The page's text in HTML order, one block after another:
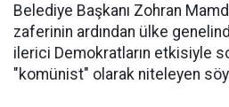
Belediye Başkanı Zohran
zaferinin ardından ülke
ilerici Demokratların etkisiyle
"komünist" olarak niteleyen